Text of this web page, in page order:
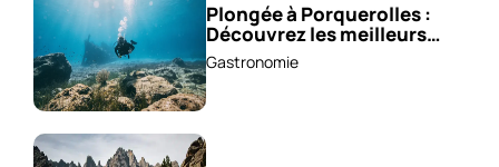
Plongée à Porquerolles :
Découvrez les meilleurs
spots !
Gastronomie